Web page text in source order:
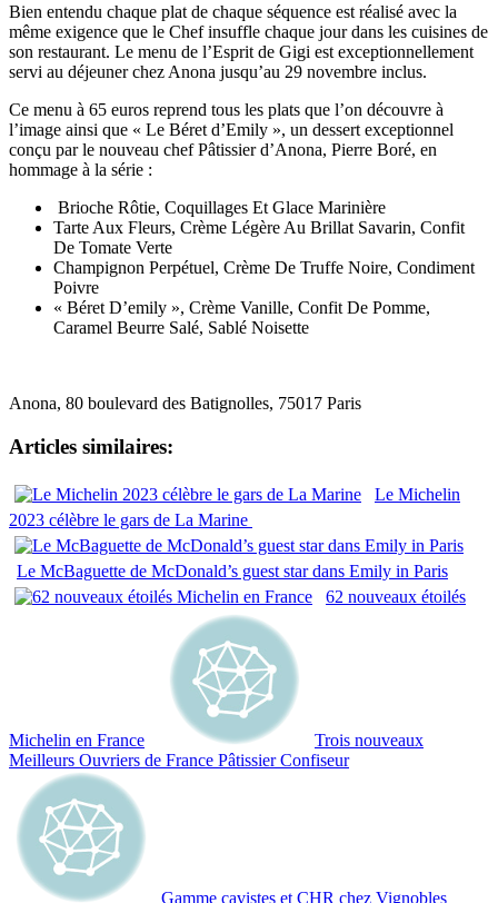
Bien entendu chaque plat de chaque séquence est réalisé avec la
même exigence que le Chef insuffle chaque jour dans les cuisines de
son restaurant. Le menu de l’Esprit de Gigi est exceptionnellement
servi au déjeuner chez Anona jusqu’au 29 novembre inclus.
Ce menu à 65 euros reprend tous les plats que l’on découvre à
l’image ainsi que « Le Béret d’Emily », un dessert exceptionnel
conçu par le nouveau chef Pâtissier d’Anona, Pierre Boré, en
hommage à la série :
Brioche Rôtie, Coquillages Et Glace Marinière
Tarte Aux Fleurs, Crème Légère Au Brillat Savarin, Confit
De Tomate Verte
Champignon Perpétuel, Crème De Truffe Noire, Condiment
Poivre
« Béret D’emily », Crème Vanille, Confit De Pomme,
Caramel Beurre Salé, Sablé Noisette
Anona, 80 boulevard des Batignolles, 75017 Paris
Articles similaires:
Le Michelin
2023 célèbre le gars de La Marine
Le McBaguette de McDonald’s guest star dans Emily in Paris
62 nouveaux étoilés
Michelin en France
Trois nouveaux
Meilleurs Ouvriers de France Pâtissier Confiseur
Gamme cavistes et CHR chez Vignobles